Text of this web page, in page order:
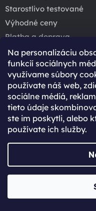
Na personalizáciu
funkcií sociálnych
využívame súbory
používate náš web,
sociálne médiá,
tieto údaje
ste im poskytli, alebo
používate ich služby.
Starostlivo testované
Výhodné ceny
Platba a doprava
Cenník služieb a opráv
Prečo si kúpiť použitý
Obchodné podmienky
Ochrana osobných údajov
Rýchla a bezpečná